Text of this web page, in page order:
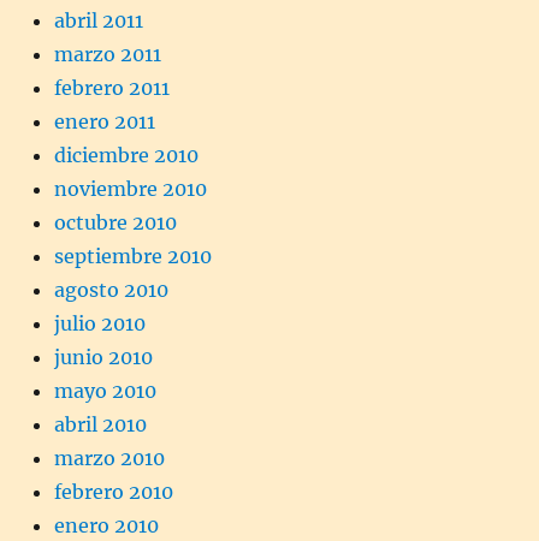
abril 2011
marzo 2011
febrero 2011
enero 2011
diciembre 2010
noviembre 2010
octubre 2010
septiembre 2010
agosto 2010
julio 2010
junio 2010
mayo 2010
abril 2010
marzo 2010
febrero 2010
enero 2010